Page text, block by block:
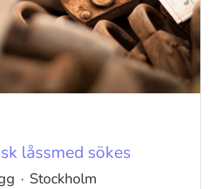
låssmed sökes
· Stockholm